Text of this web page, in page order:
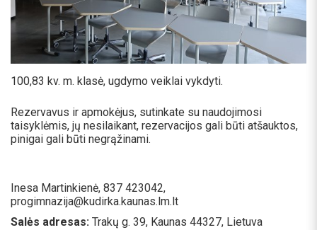
100,83 kv. m. klasė, ugdymo veiklai vykdyti.
Rezervavus ir apmokėjus, sutinkate su naudojimosi
taisyklėmis, jų nesilaikant, rezervacijos gali būti atšauktos,
pinigai gali būti negrąžinami.
Inesa Martinkienė, 837 423042,
progimnazija@kudirka.kaunas.lm.lt
Salės adresas: Trakų g. 39, Kaunas 44327, Lietuva